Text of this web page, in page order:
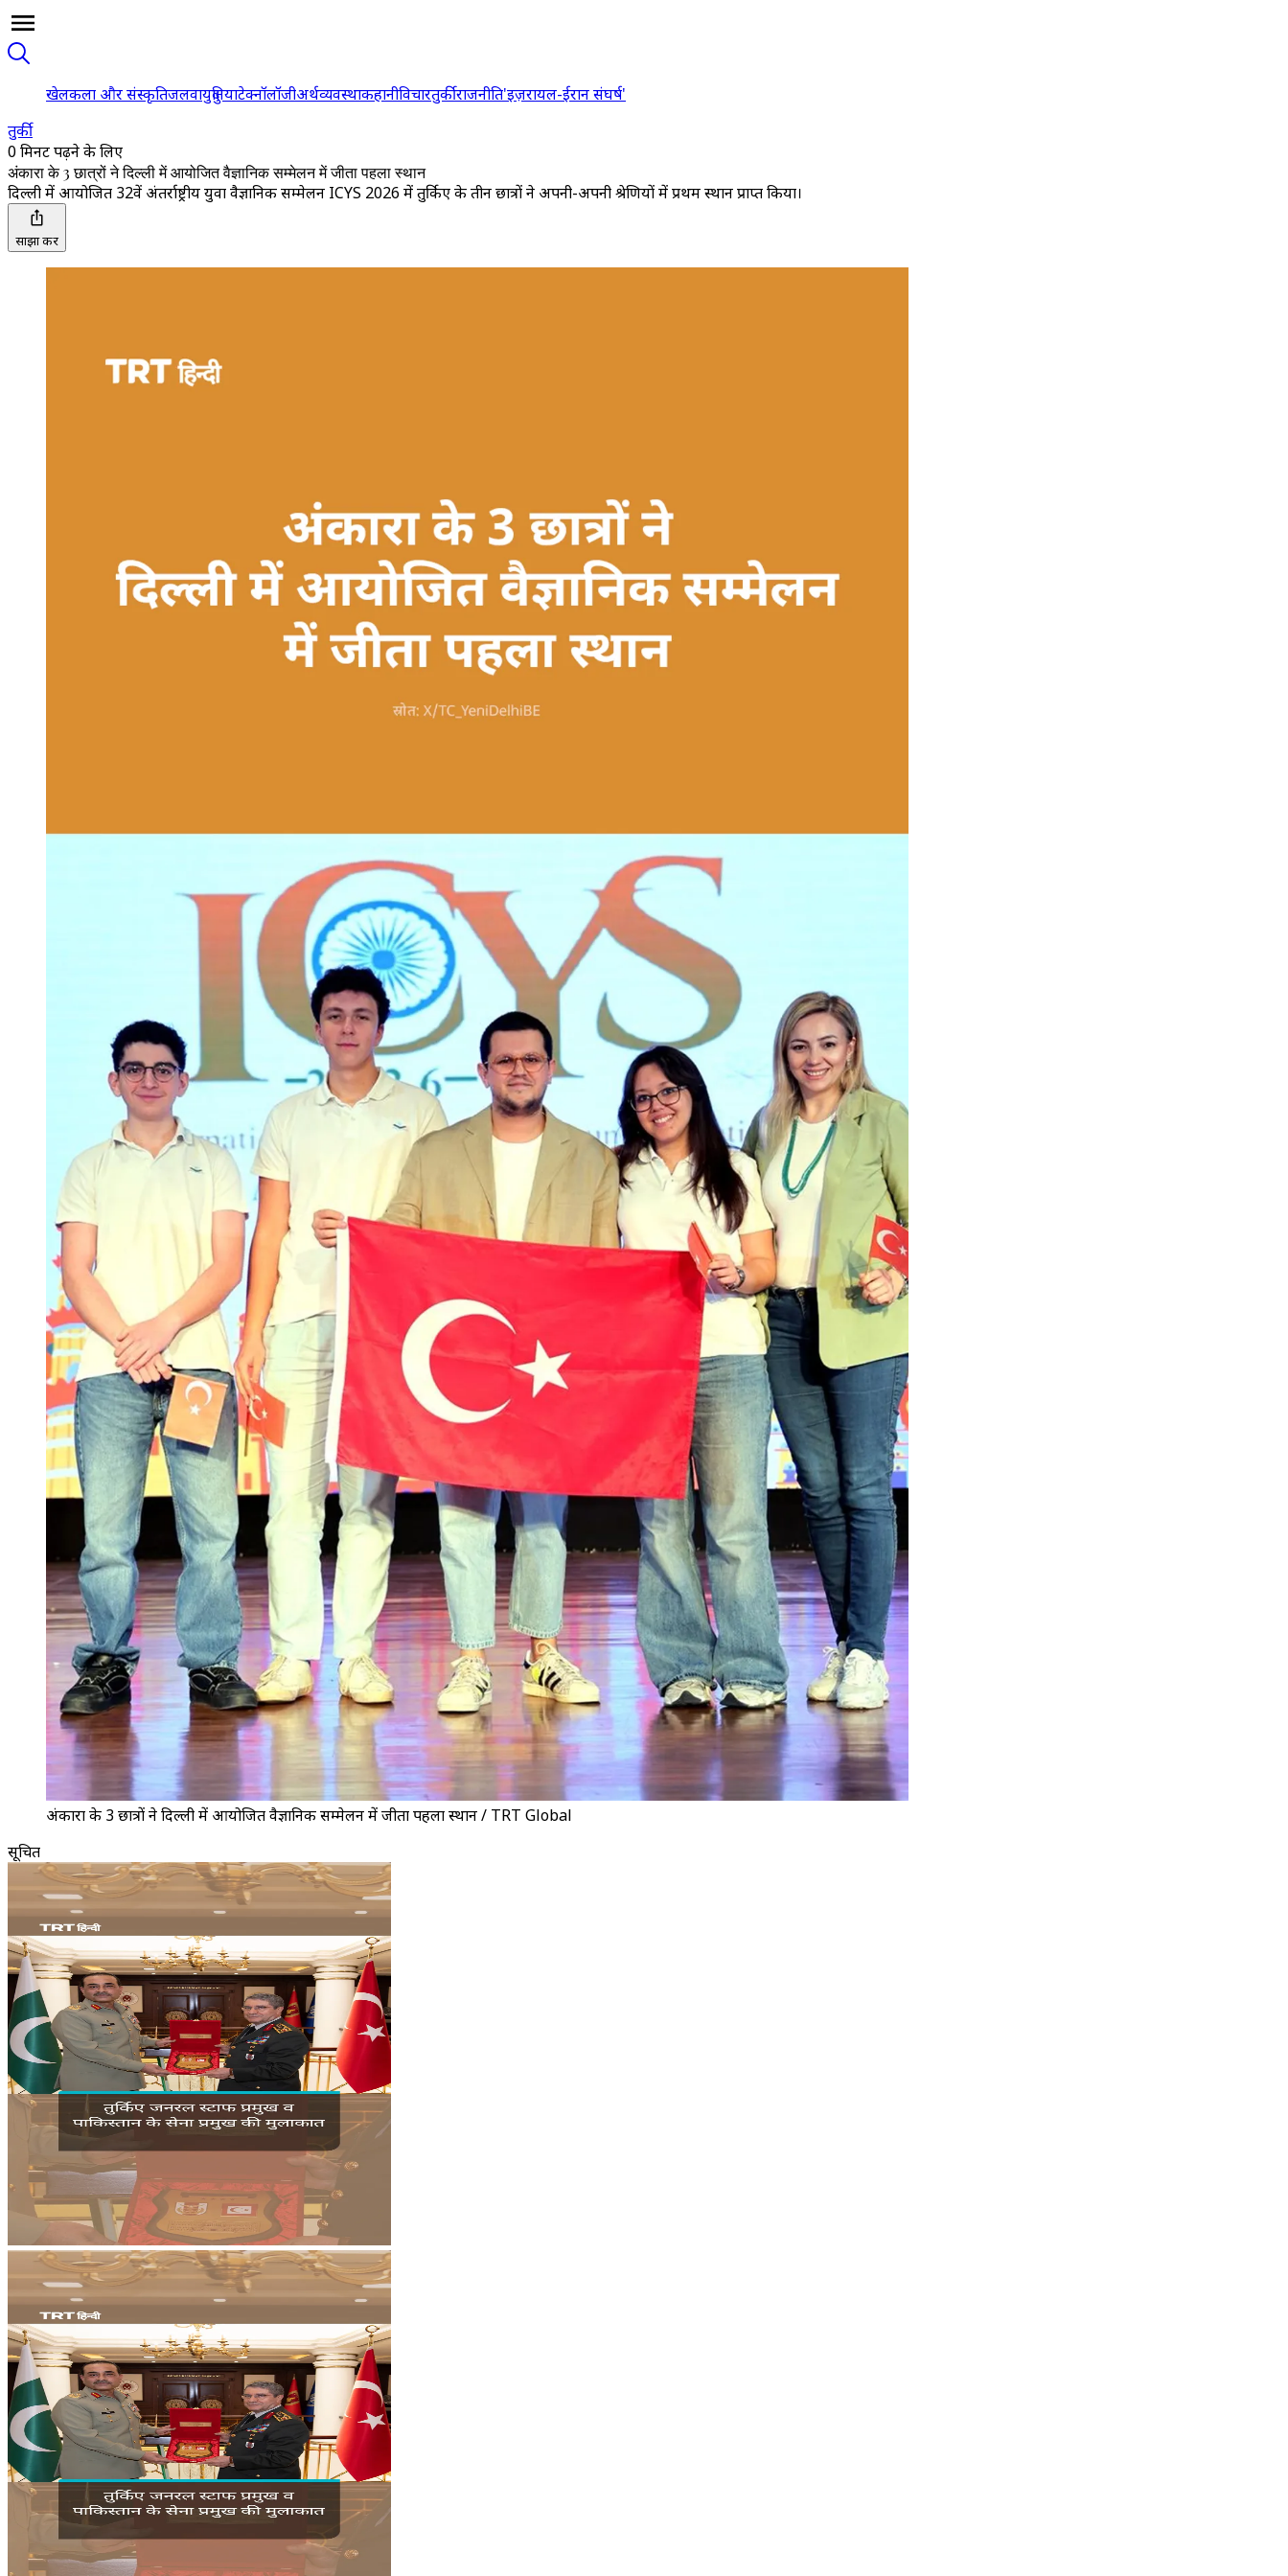
खेलकला और संस्कृतिजलवायुदुनियाटेक्नॉलॉजीअर्थव्यवस्थाकहानीविचारतुर्कीराजनीति'इज़रायल-ईरान संघर्ष'
तुर्की
0 मिनट पढ़ने के लिए
अंकारा के 3 छात्रों ने दिल्ली में आयोजित वैज्ञानिक सम्मेलन में जीता पहला स्थान
दिल्ली में आयोजित 32वें अंतर्राष्ट्रीय युवा वैज्ञानिक सम्मेलन ICYS 2026 में तुर्किए के तीन छात्रों ने अपनी-अपनी श्रेणियों में प्रथम स्थान प्राप्त किया।
साझा करें
अंकारा के 3 छात्रों ने दिल्ली में आयोजित वैज्ञानिक सम्मेलन में जीता पहला स्थान / TRT Global
सूचित